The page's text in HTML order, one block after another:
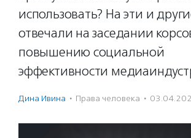
использовать? На эти и
отвечали на заседании
повышению социальной
эффективности
Дина Ивина · Права человека ·